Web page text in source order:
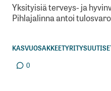
Yksityisiä terveys- ja
Pihlajalinna antoi
KASVUOSAKKEET
0